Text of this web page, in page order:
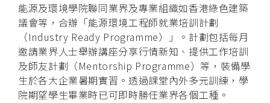
能源及環境學院聯同業界及專業組織如香港綠色建築
議會等，合辦「能源環境工程師就業培訓計劃
（Industry Ready Programme）」。計劃包括每月
邀請業界人士舉辦講座分享行情新知、提供工作培訓
及師友計劃（Mentorship Programme）等，裝備學
生於各大企業暑期實習。透過課堂內外多元訓練，學
院期望學生畢業時已可即時勝任業界各個工種。